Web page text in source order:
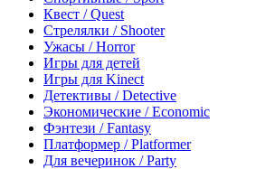
Квест / Quest
Стрелялки / Shooter
Ужасы / Horror
Игры для детей
Игры для Kinect
Детективы / Detective
Экономические / Economic
Фэнтези / Fantasy
Платформер / Platformer
Для вечеринок / Party